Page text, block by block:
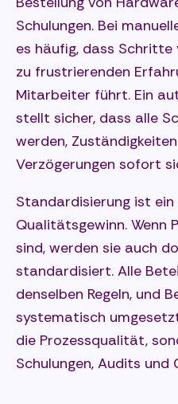
Schulungen. Bei
es häufig, dass Schritte
zu frustrierenden
Mitarbeiter führt. Ein
stellt sicher, dass alle
werden,
Verzögerungen sofort
Standardisierung ist
Qualitätsgewinn. Wenn
sind, werden sie auch
standardisiert. Alle
denselben Regeln, und
systematisch
die Prozessqualität,
Schulungen, Audits